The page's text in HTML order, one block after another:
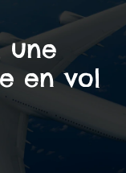
une
en vol